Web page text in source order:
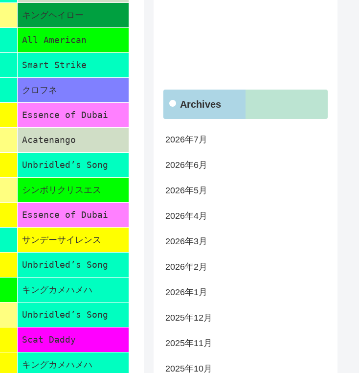
キングヘイロー
All American
Smart Strike
クロフネ
Essence of Dubai
Acatenango
Unbridled’s Song
シンボリクリスエス
Essence of Dubai
サンデーサイレンス
Unbridled’s Song
キングカメハメハ
Unbridled’s Song
Scat Daddy
キングカメハメハ
Archives
2026年7月
2026年6月
2026年5月
2026年4月
2026年3月
2026年2月
2026年1月
2025年12月
2025年11月
2025年10月